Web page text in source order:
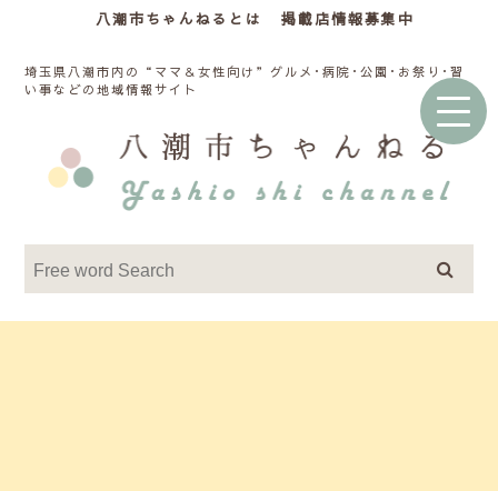
八潮市ちゃんねるとは 掲載店情報募集中
埼玉県八潮市内の“ママ＆女性向け”グルメ･病院･公園･お祭り･習
い事などの地域情報サイト